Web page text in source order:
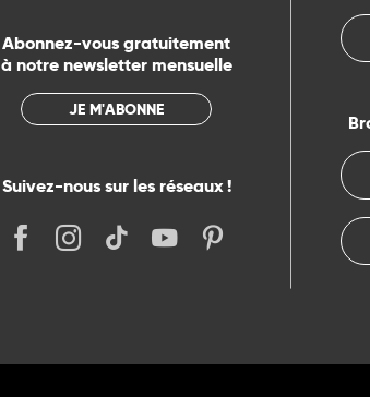
Abonnez-vous gratuitement
à notre newsletter mensuelle
JE M'ABONNE
Suivez-nous sur les réseaux !